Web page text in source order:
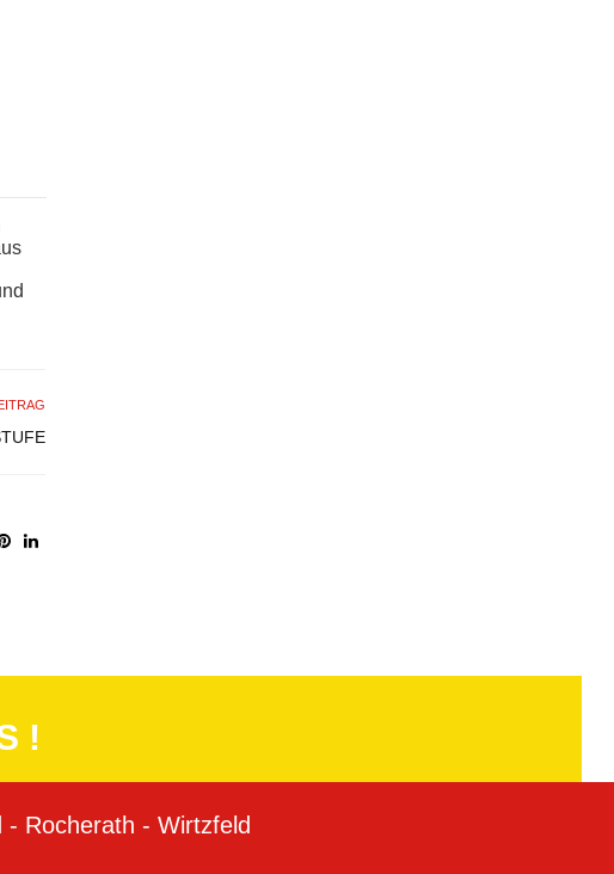
!
- Rocherath - Wirtzfeld